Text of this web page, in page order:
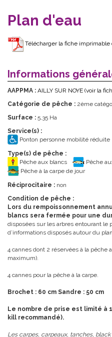
Plan d'eau
Télécharger la fiche imprimable
Informations
AAPPMA : AILLY SUR NOYE (voir la
Catégorie de pêche : 2ème
Surface : 5,35 Ha
Service(s) :
Ponton personne mobilité réduite
Type(s) de pêche :
Pêche aux blancs
Pêche
Pêche à la carpe de jour
Réciprocitaire : non
Condition de pêche :
Lors du rempoissonnement
blancs sera fermée pour une
disposées sur les arbres entourant le
d’informations disposés autour du
4 cannes dont 2 réservées à la pêche
maximum).
4 cannes pour la pêche à la carpe.
Brochet : 60 cm Sandre : 50 cm
Le nombre de prise est limité à 1
kill recommandé).
Les carpes, carpeaux, tanches,